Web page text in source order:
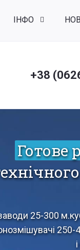
ІНФО
+38
Готове
25-300
250-